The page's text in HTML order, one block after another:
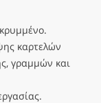
καρτελών
γραμμών και